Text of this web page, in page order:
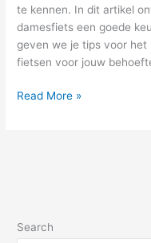
te kennen. In dit artikel
damesfiets een goede
geven we je tips voor
fietsen voor jouw
Ontdek
jou!
Read More »
Search